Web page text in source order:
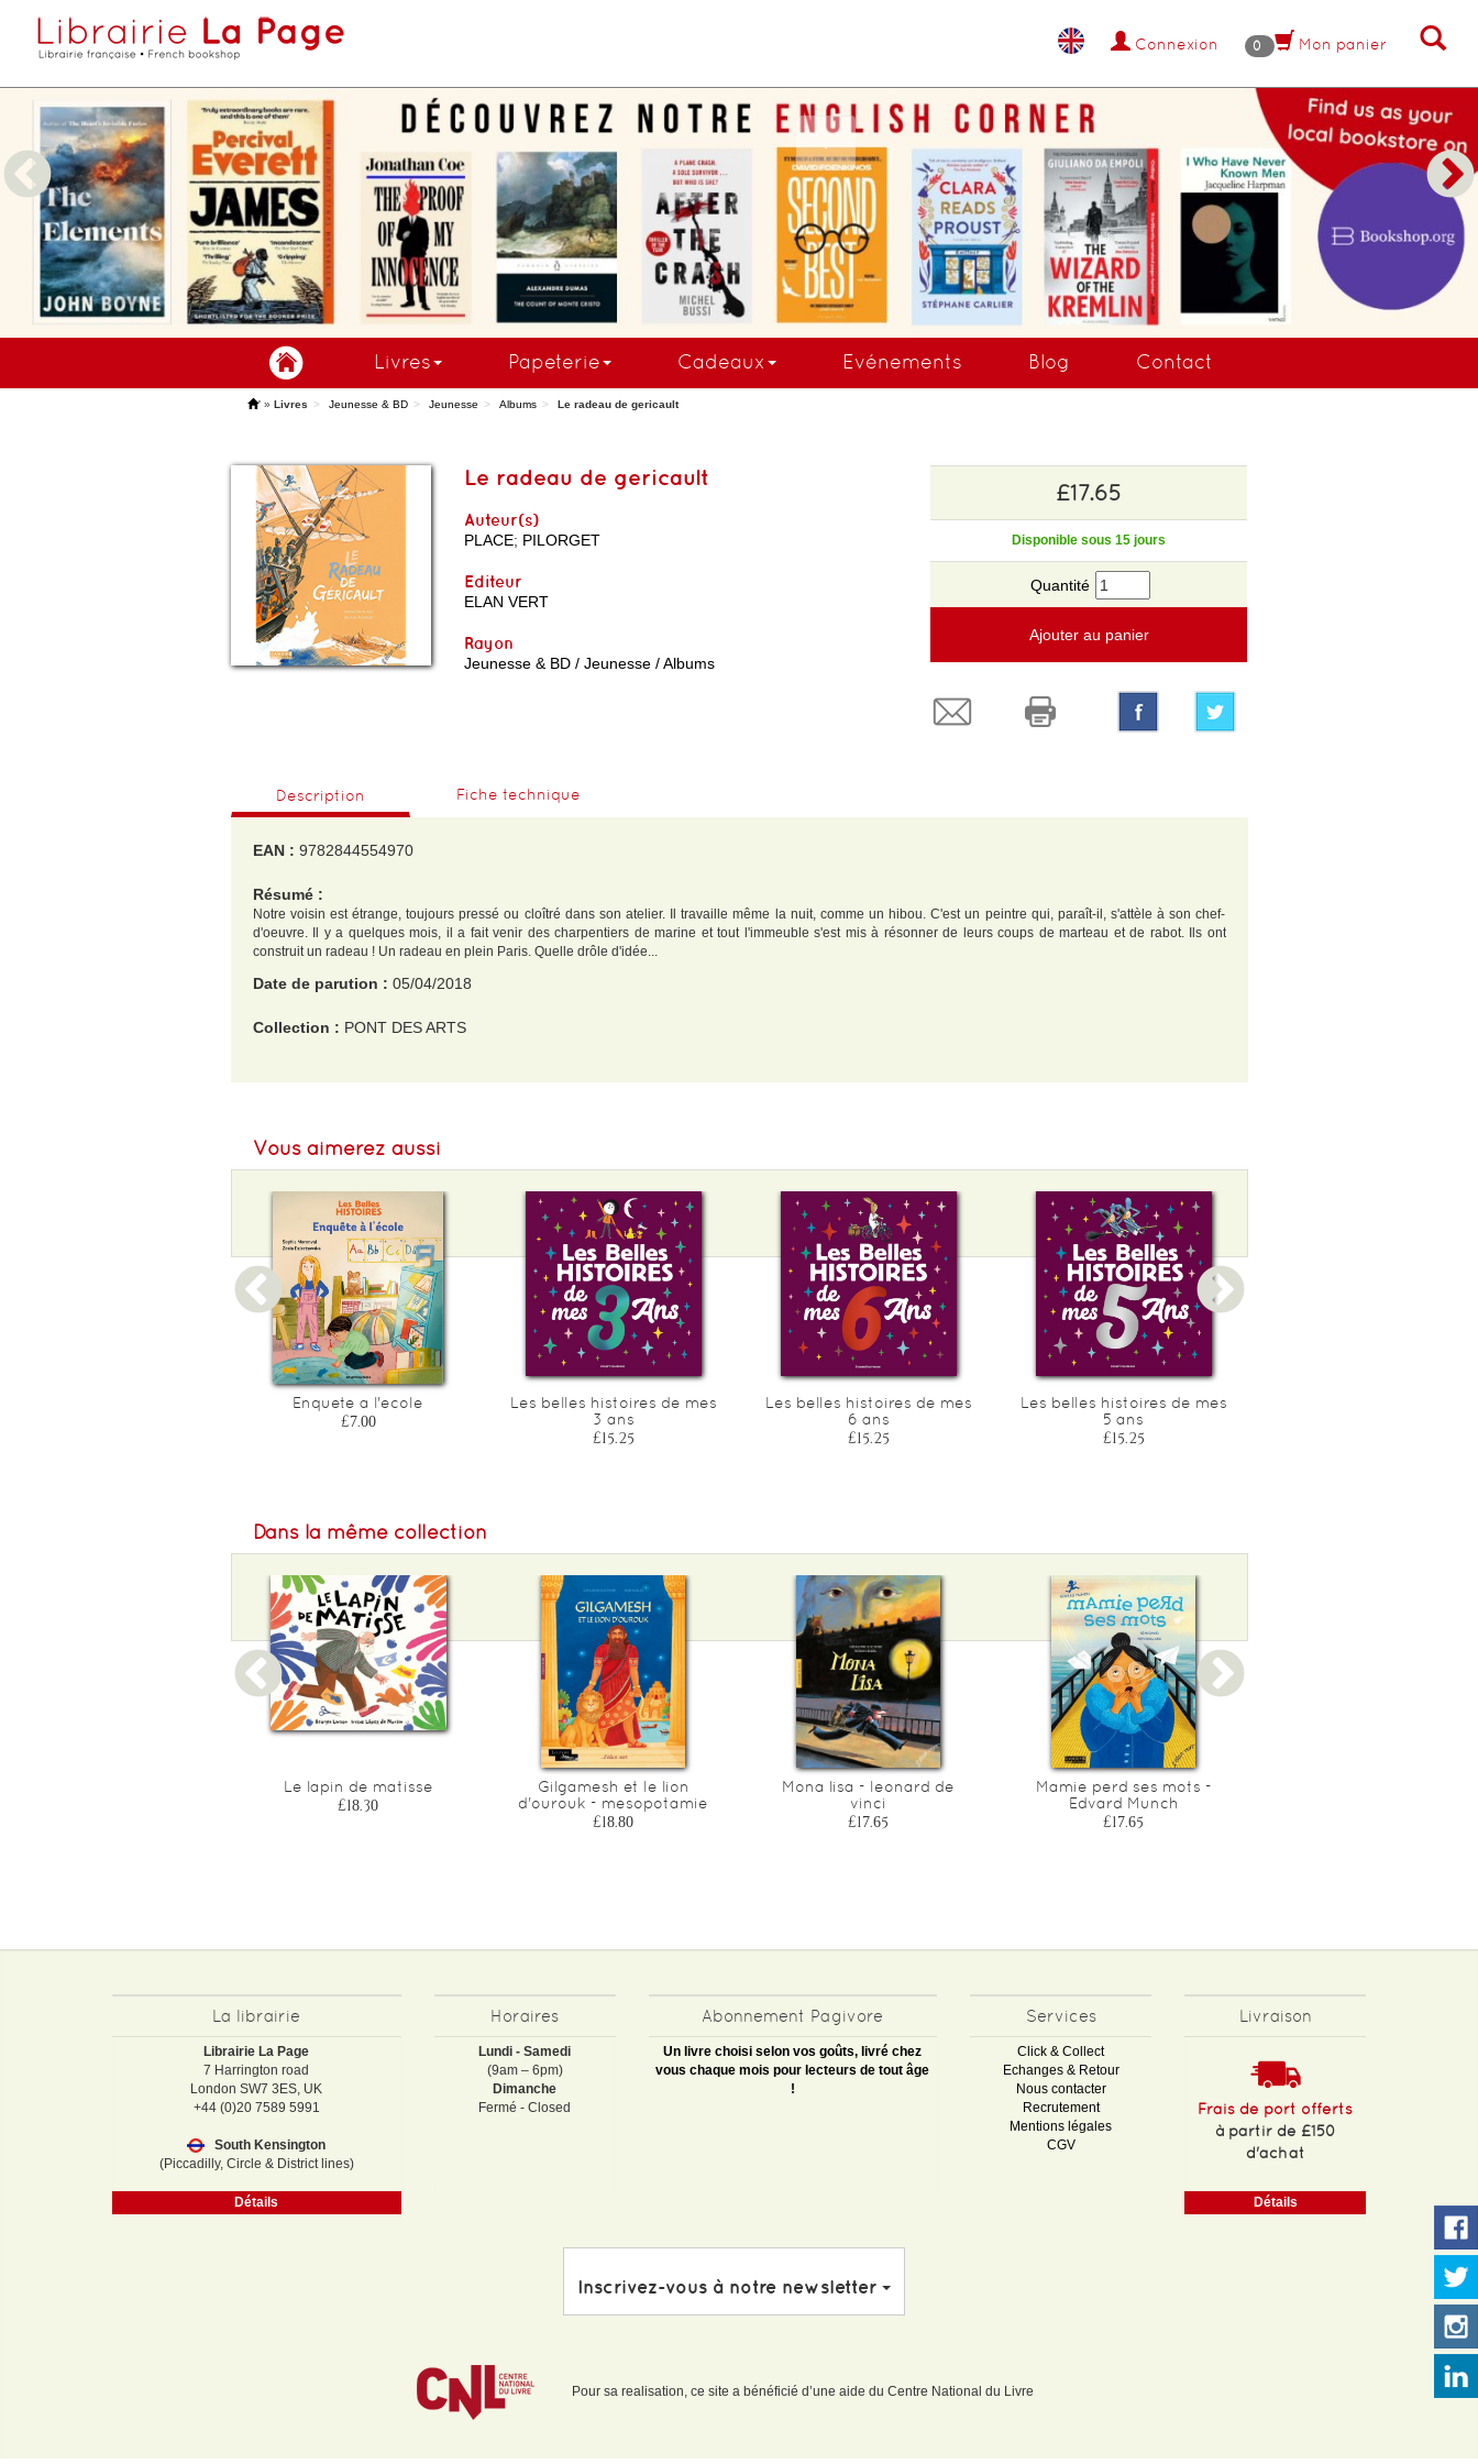
Connexion 0 Mon panier
Livres Papeterie Cadeaux Evénements Blog Contact
'» Livres Jeunesse & BD Jeunesse Albums Le radeau de gericault
Le radeau de gericault
Auteur(s)
PLACE; PILORGET
Editeur
ELAN VERT
Rayon
Jeunesse & BD / Jeunesse / Albums
£17.65
Disponible sous 15 jours
Quantité
Ajouter au panier
Description Fiche technique
EAN : 9782844554970
Résumé :
Notre voisin est étrange, toujours pressé ou cloîtré dans son atelier. Il travaille même la nuit, comme un hibou. C'est un peintre qui, paraît-il, s'attèle à son chef-
d'oeuvre. Il y a quelques mois, il a fait venir des charpentiers de marine et tout l'immeuble s'est mis à résonner de leurs coups de marteau et de rabot. Ils ont
construit un radeau ! Un radeau en plein Paris. Quelle drôle d'idée...
Date de parution : 05/04/2018
Collection : PONT DES ARTS
Format L :240
506 g
Epaisseur : 10
Vous aimerez aussi
Enquete a l'ecole
£7.00
Les belles histoires de mes
3 ans
£15.25
Les belles histoires de mes
6 ans
£15.25
Les belles histoires de mes
5 ans
£15.25
Dans la même collection
Le lapin de matisse
£18.30
Gilgamesh et le lion
d'ourouk - mesopotamie
£18.80
Mona lisa - leonard de
vinci
£17.65
Mamie perd ses mots -
Edvard Munch
£17.65
La librairie
Librairie La Page
7 Harrington road
London SW7 3ES, UK
+44 (0)20 7589 5991
South Kensington
(Piccadilly, Circle & District lines)
Détails
Horaires
Lundi - Samedi
(9am – 6pm)
Dimanche
Fermé - Closed
Abonnement Pagivore
Un livre choisi selon vos goûts, livré chez
vous chaque mois pour lecteurs de tout âge
!
Services
Click & Collect
Echanges & Retour
Nous contacter
Recrutement
Mentions légales
CGV
Livraison
Frais de port offerts
à partir de £150
d'achat
Détails
Inscrivez-vous à notre newsletter
Pour sa realisation, ce site a bénéficié d’une aide du Centre National du Livre